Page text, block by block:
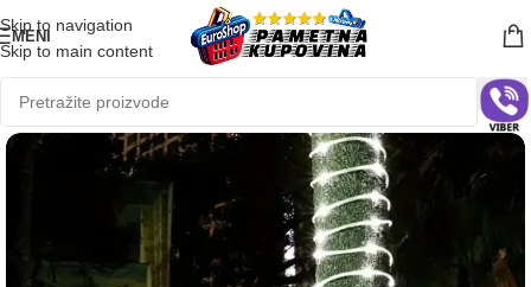
Skip to navigation
Skip to main content
MENI